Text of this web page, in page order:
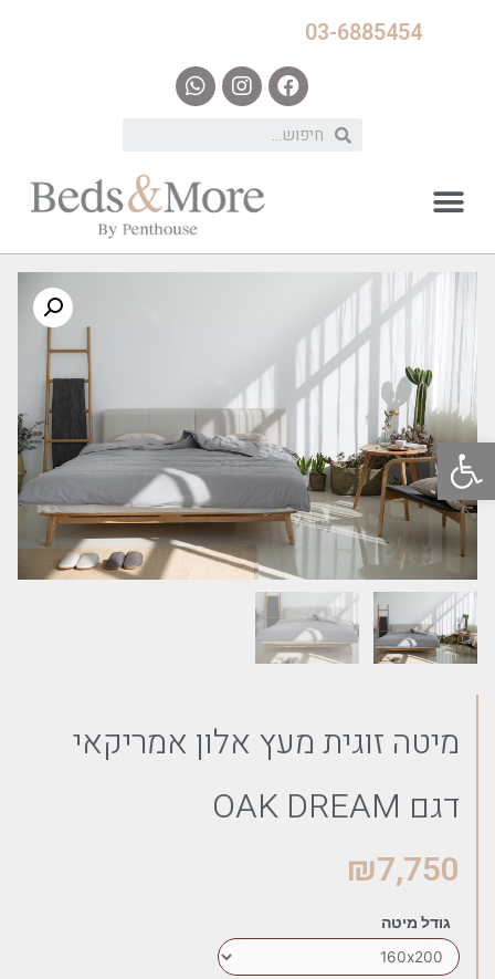
פתח סרגל נגישות
03-6885454
מיטה זוגית מעץ אלון אמריקאי
דגם OAK DREAM
₪7,750
גודל מיטה